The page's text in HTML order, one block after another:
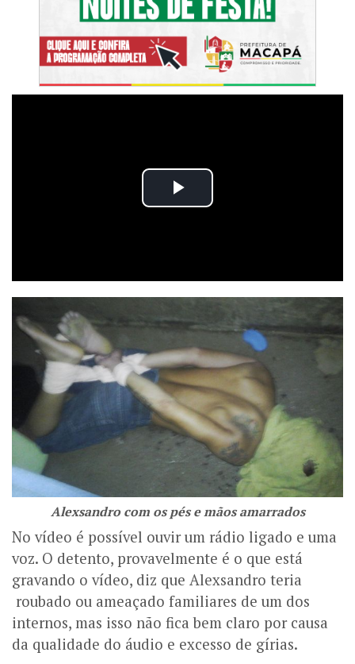
Alexsandro com os pés e mãos amarrados
No vídeo é possível ouvir um rádio ligado e uma
voz. O detento, provavelmente é o que está
gravando o vídeo, diz que Alexsandro teria
roubado ou ameaçado familiares de um dos
internos, mas isso não fica bem claro por causa
da qualidade do áudio e excesso de gírias.